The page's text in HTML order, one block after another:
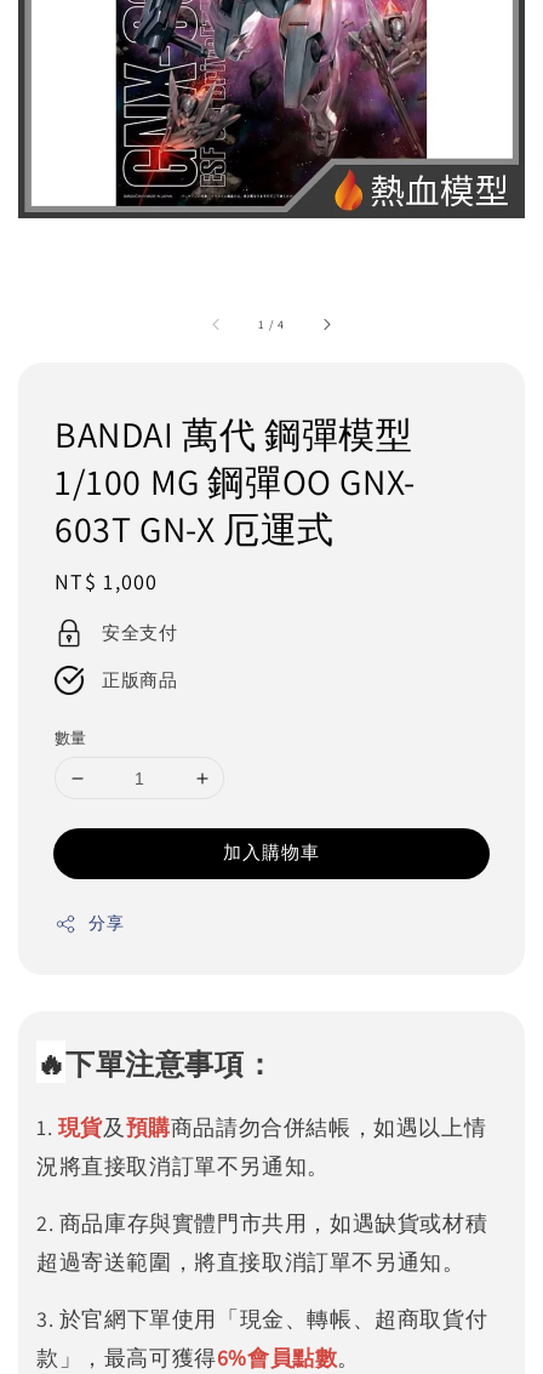
1 /4
BANDAI 萬代 鋼彈模型
1/100 MG 鋼彈OO GNX-
603T GN-X 厄運式
Regular
price
NT$ 1,000
安全支付
正版商品
數量
加入購物車
分享
🔥下單注意事項：
1. 現貨及預購商品請勿合併結帳，如遇以上情
況將直接取消訂單不另通知。
2. 商品庫存與實體門市共用，如遇缺貨或材積
超過寄送範圍，將直接取消訂單不另通知。
3. 於官網下單使用「現金、轉帳、超商取貨付
款」，最高可獲得6%會員點數。